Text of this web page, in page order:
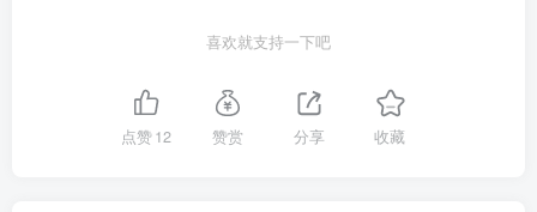
喜欢就支持一下吧
点赞12 赞赏 分享 收藏